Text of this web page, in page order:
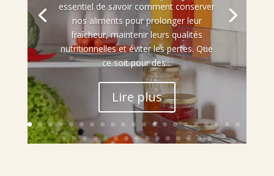
essentiel de savoir comment conserver
nos aliments pour prolonger leur
fraîcheur, maintenir leurs qualités
nutritionnelles et éviter les pertes. Que
ce soit pour des...
Lire plus